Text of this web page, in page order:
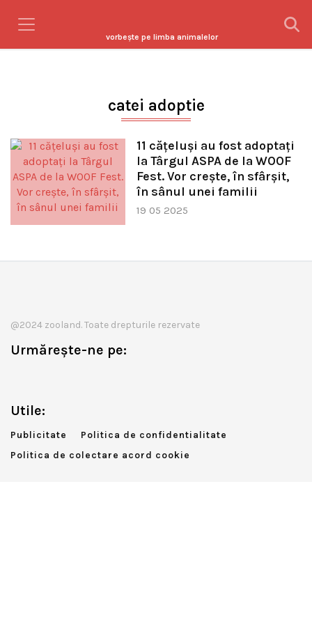
vorbeşte pe limba animalelor
catei adoptie
11 cățeluși au fost adoptați
la Târgul ASPA de la WOOF
Fest. Vor crește, în sfârșit,
în sânul unei familii
19 05 2025
@2024 zooland. Toate drepturile rezervate
Urmărește-ne pe:
Utile:
Publicitate
Politica de confidentialitate
Politica de colectare acord cookie